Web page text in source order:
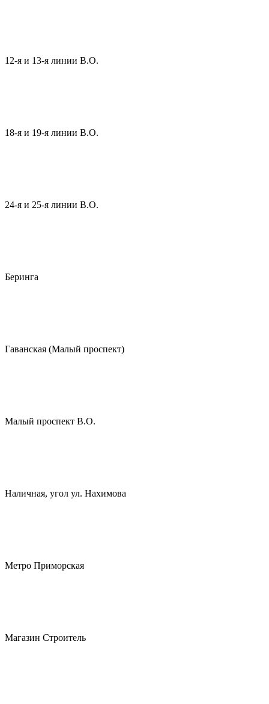
12-я и 13-я линии В.О.
18-я и 19-я линии В.О.
24-я и 25-я линии В.О.
Беринга
Гаванская (Малый проспект)
Малый проспект В.О.
Наличная, угол ул. Нахимова
Метро Приморская
Магазин Строитель